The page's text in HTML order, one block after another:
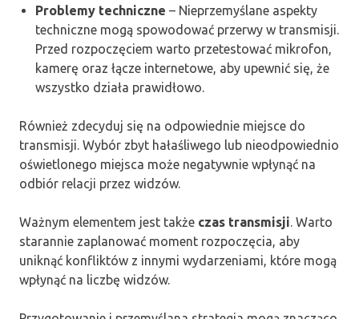
Problemy techniczne – Nieprzemyślane aspekty
techniczne mogą spowodować przerwy w transmisji.
Przed rozpoczęciem warto przetestować mikrofon,
kamerę oraz łącze internetowe, aby upewnić się, że
wszystko działa prawidłowo.
Również zdecyduj się na odpowiednie miejsce do
transmisji. Wybór zbyt hałaśliwego lub nieodpowiednio
oświetlonego miejsca może negatywnie wpłynąć na
odbiór relacji przez widzów.
Ważnym elementem jest także czas transmisji. Warto
starannie zaplanować moment rozpoczęcia, aby
uniknąć konfliktów z innymi wydarzeniami, które mogą
wpłynąć na liczbę widzów.